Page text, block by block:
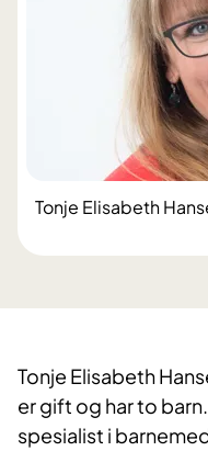
Tonje Elisabeth
Tonje Elisabeth
er gift og har to
spesialist i